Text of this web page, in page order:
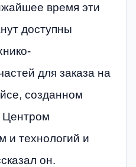
время эти
доступны
для заказа на
созданном
Центром
и технологий и
он.